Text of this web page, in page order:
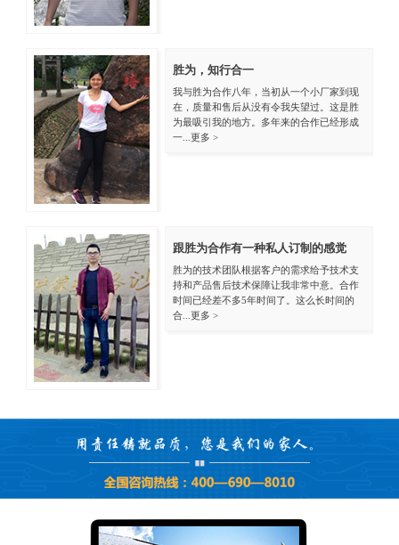
胜为，知行合一
我与胜为合作八年，当初从一个小厂家到现
在，质量和售后从没有令我失望过。这是胜
为最吸引我的地方。多年来的合作已经形成
一... 更多 >
跟胜为合作有一种私人订制的感觉
胜为的技术团队根据客户的需求给予技术支
持和产品售后技术保障让我非常中意。合作
时间已经差不多5年时间了。这么长时间的
合... 更多 >